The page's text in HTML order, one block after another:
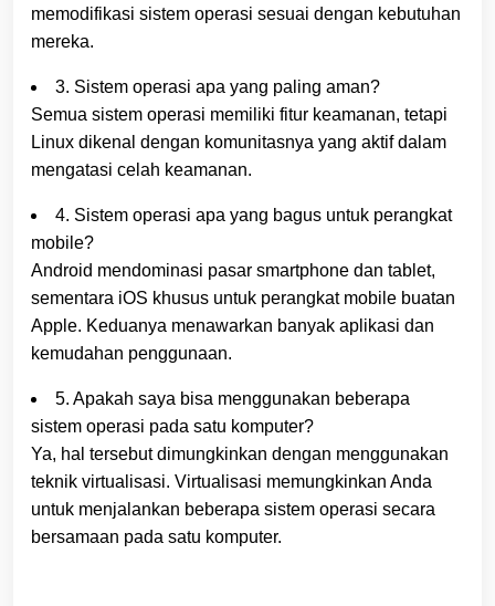
memodifikasi sistem operasi sesuai dengan kebutuhan
mereka.
3. Sistem operasi apa yang paling aman?
Semua sistem operasi memiliki fitur keamanan, tetapi
Linux dikenal dengan komunitasnya yang aktif dalam
mengatasi celah keamanan.
4. Sistem operasi apa yang bagus untuk perangkat
mobile?
Android mendominasi pasar smartphone dan tablet,
sementara iOS khusus untuk perangkat mobile buatan
Apple. Keduanya menawarkan banyak aplikasi dan
kemudahan penggunaan.
5. Apakah saya bisa menggunakan beberapa
sistem operasi pada satu komputer?
Ya, hal tersebut dimungkinkan dengan menggunakan
teknik virtualisasi. Virtualisasi memungkinkan Anda
untuk menjalankan beberapa sistem operasi secara
bersamaan pada satu komputer.